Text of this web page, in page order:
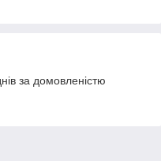
за домовленістю